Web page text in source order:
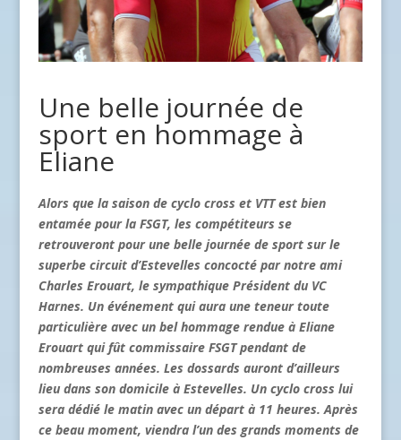
Une belle journée de
sport en hommage à
Eliane
Alors que la saison de cyclo cross et VTT est bien
entamée pour la FSGT, les compétiteurs se
retrouveront pour une belle journée de sport sur le
superbe circuit d’Estevelles concocté par notre ami
Charles Erouart, le sympathique Président du VC
Harnes. Un événement qui aura une teneur toute
particulière avec un bel hommage rendue à Eliane
Erouart qui fût commissaire FSGT pendant de
nombreuses années. Les dossards auront d’ailleurs
lieu dans son domicile à Estevelles. Un cyclo cross lui
sera dédié le matin avec un départ à 11 heures. Après
ce beau moment, viendra l’un des grands moments de